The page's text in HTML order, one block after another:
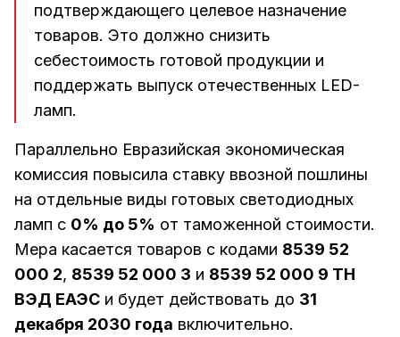
подтверждающего целевое назначение
товаров. Это должно снизить
себестоимость готовой продукции и
поддержать выпуск отечественных LED-
ламп.
Параллельно Евразийская экономическая
комиссия повысила ставку ввозной пошлины
на отдельные виды готовых светодиодных
ламп с 0% до 5% от таможенной стоимости.
Мера касается товаров с кодами 8539 52
000 2, 8539 52 000 3 и 8539 52 000 9 ТН
ВЭД ЕАЭС и будет действовать до 31
декабря 2030 года включительно.